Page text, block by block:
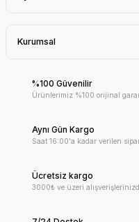
Kurumsal
%100 Güvenilir
Ürünlerimiz %100 orijinal
Aynı Gün Kargo
Saat 16:00'a kadar verilen
Ücretsiz kargo
3000₺ ve üzeri